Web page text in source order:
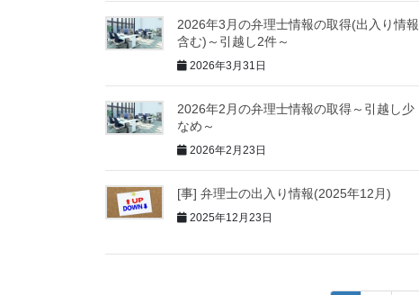
2026年3月の弁理士情報の取得(出入り情報
含む)～引越し2件～
2026年3月31日
2026年2月の弁理士情報の取得～引越し少
なめ～
2026年2月23日
[事] 弁理士の出入り情報(2025年12月)
2025年12月23日